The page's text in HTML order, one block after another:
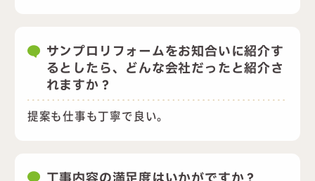
サンプロリフォームをお知合いに紹介す
るとしたら、どんな会社だったと紹介さ
れますか？
提案も仕事も丁寧で良い。